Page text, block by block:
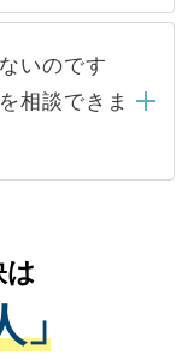
が殺到する場
合った人材の
ケースが増え
ん。内定先へ
トナーが行い
ありませんの
トからの登録
個人情報は、
び転職活動の
。お預かりし
ご本人の許可
いての厳密な
みに付与され
得済みです。
いのです
相談できま
の状況や紹介
アドバイスを
ご転職をされ
トが可能です
は
」